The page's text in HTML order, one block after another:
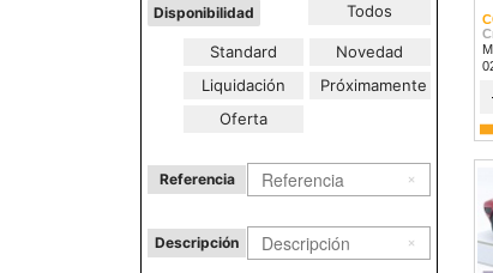
Disponibilidad Todos
Standard
Novedad
Liquidación
Próximamente
Oferta
Referencia
Descripción